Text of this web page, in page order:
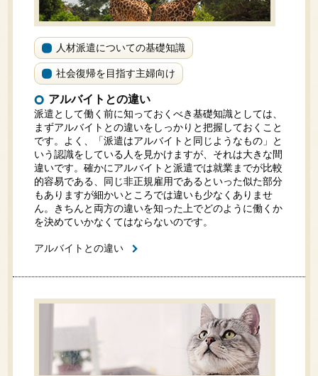
人材派遣についての基礎知識
社会復帰を目指す主婦向け
アルバイトとの違い
派遣として働く前に知っておくべき基礎知識としては、
まずアルバイトとの違いをしっかりと把握しておくこと
です。よく、「派遣はアルバイトと同じようなもの」と
いう認識をしている人を見かけますが、それは大きな間
違いです。確かにアルバイトと派遣では就業までが比較
的容易である、同じ非正規雇用であるといった似た部分
もありますが細かいところでは違いも少なくありませ
ん。きちんと両方の違いを知った上でどのように働くか
を決めていかなくてはならないのです。
アルバイトとの違い